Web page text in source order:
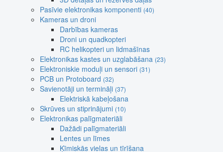
Pasīvie elektronikas komponenti (40)
Kameras un droni
Darbības kameras
Droni un quadkopteri
RC helikopteri un lidmašīnas
Elektronikas kastes un uzglabāšana (23)
Elektroniskie moduļi un sensori (31)
PCB un Protoboard (32)
Savienotāji un termināļi (37)
Elektriskā kabeļošana
Skrūves un stiprinājumi (10)
Elektronikas palīgmateriāli
Dažādi palīgmateriāli
Lentes un līmes
Ķīmiskās vielas un tīrīšana